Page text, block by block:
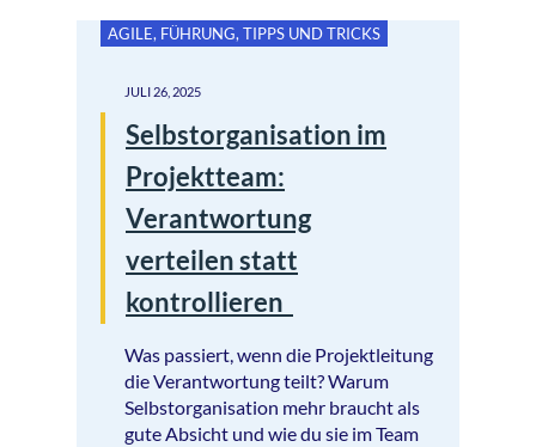
AGILE, FÜHRUNG, TIPPS UND TRICKS
JULI 26, 2025
Selbstorganisation im
Projektteam:
Verantwortung
verteilen statt
kontrollieren
Was passiert, wenn die Projektleitung
die Verantwortung teilt? Warum
Selbstorganisation mehr braucht als
gute Absicht und wie du sie im Team